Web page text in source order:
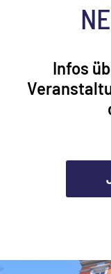
Infos